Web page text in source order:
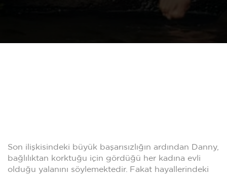
Son ilişkisindeki büyük başarısızlığın ardından Danny,
bağlılıktan korktuğu için gördüğü her kadına evli
olduğu yalanını söylemektedir. Fakat hayallerindeki